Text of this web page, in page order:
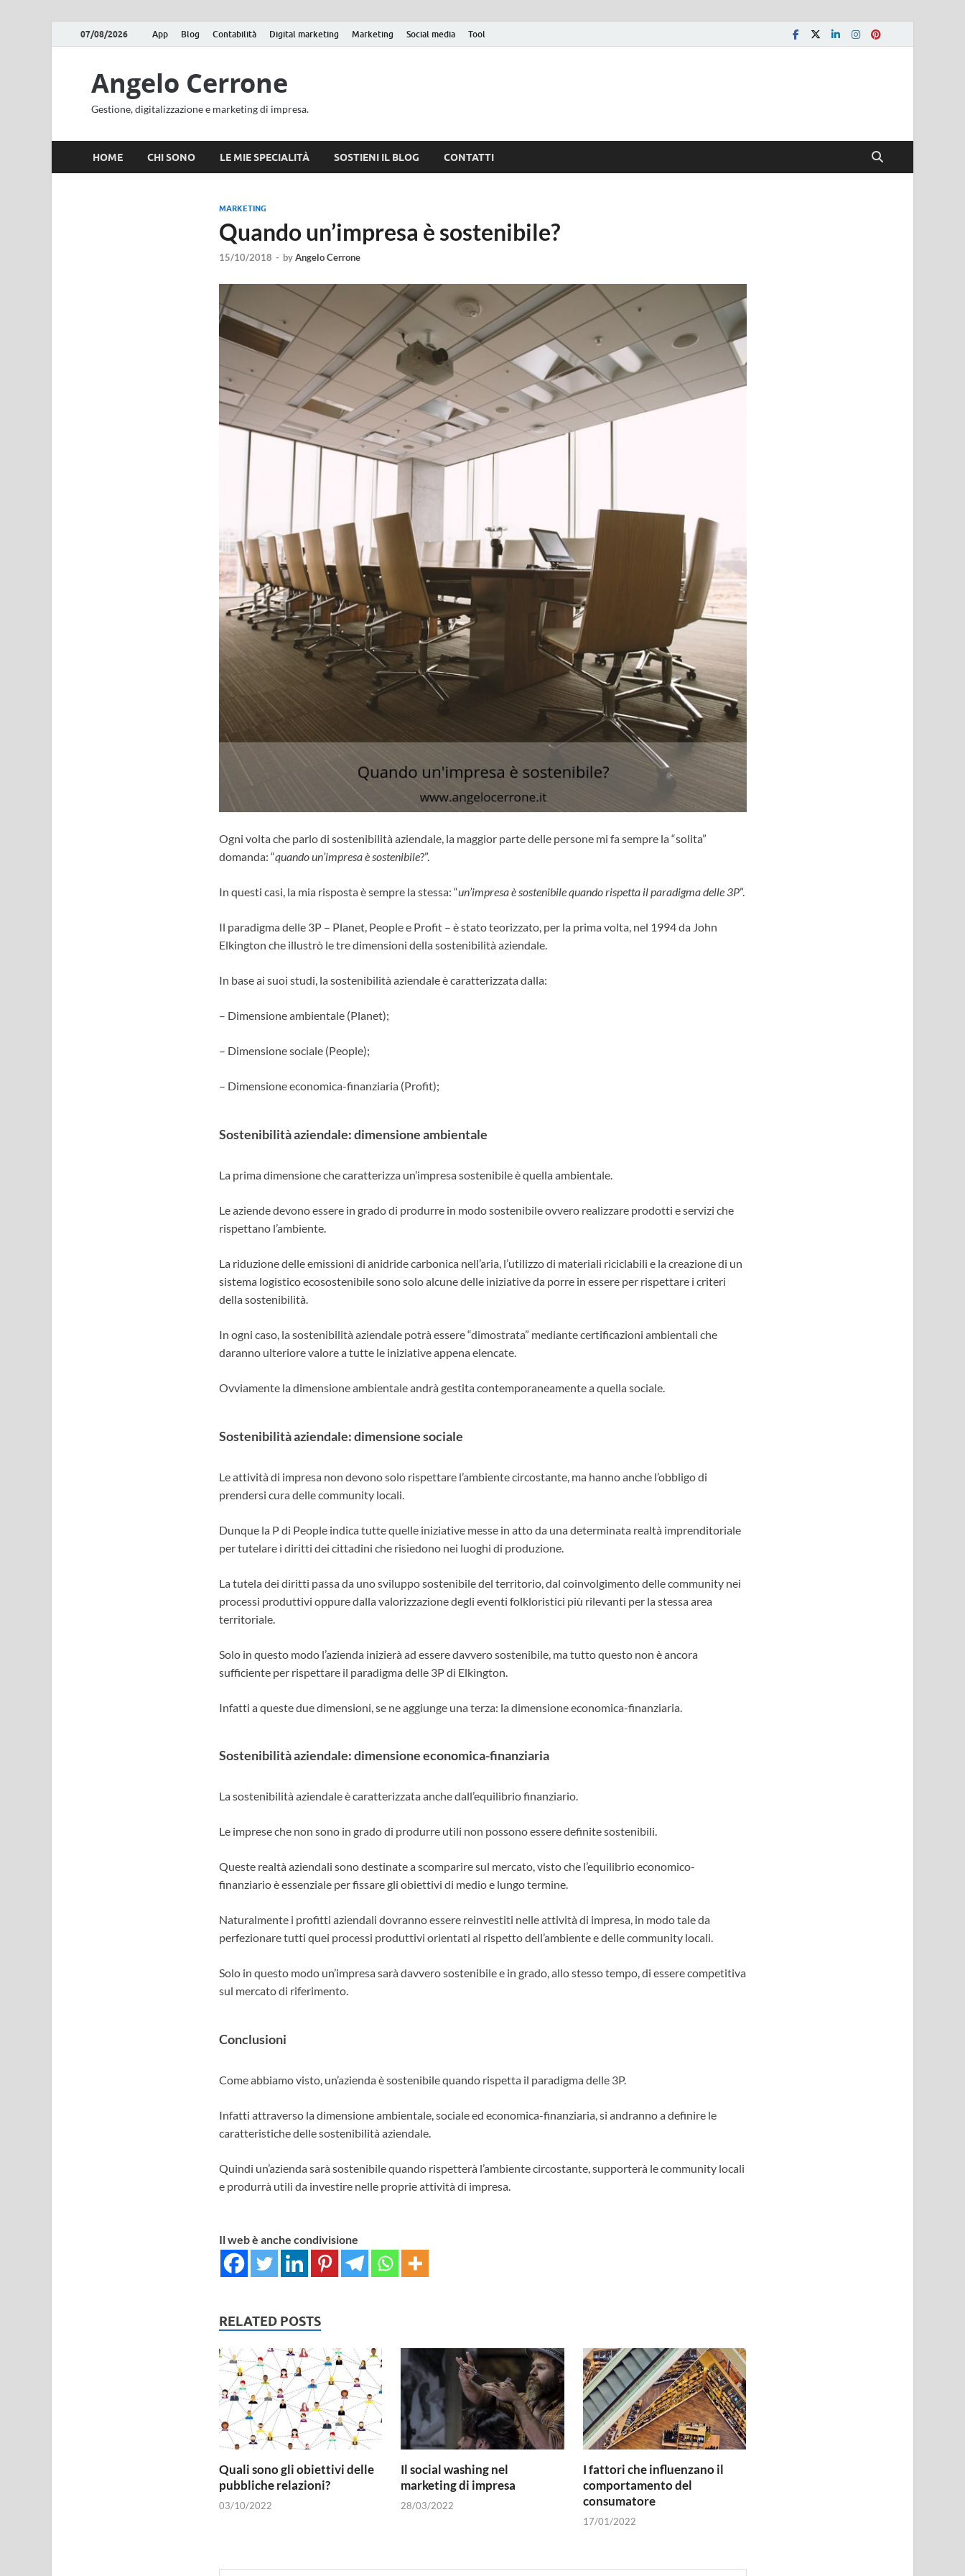
07/08/2026 App Blog Contabilità Digital marketing Marketing Social media Tool
Angelo Cerrone
Gestione, digitalizzazione e marketing di impresa.
HOME CHI SONO LE MIE SPECIALITÀ SOSTIENI IL BLOG CONTATTI
MARKETING
Quando un’impresa è sostenibile?
15/10/2018 - byAngelo Cerrone
Ogni volta che parlo di sostenibilità aziendale, la maggior parte delle persone mi fa sempre la “solita”
domanda: “quando un’impresa è sostenibile?”.
In questi casi, la mia risposta è sempre la stessa: “un’impresa è sostenibile quando rispetta il paradigma delle 3P”.
Il paradigma delle 3P – Planet, People e Profit – è stato teorizzato, per la prima volta, nel 1994 da John
Elkington che illustrò le tre dimensioni della sostenibilità aziendale.
In base ai suoi studi, la sostenibilità aziendale è caratterizzata dalla:
– Dimensione ambientale (Planet);
– Dimensione sociale (People);
– Dimensione economica-finanziaria (Profit);
Sostenibilità aziendale: dimensione ambientale
La prima dimensione che caratterizza un’impresa sostenibile è quella ambientale.
Le aziende devono essere in grado di produrre in modo sostenibile ovvero realizzare prodotti e servizi che
rispettano l’ambiente.
La riduzione delle emissioni di anidride carbonica nell’aria, l’utilizzo di materiali riciclabili e la creazione di un
sistema logistico ecosostenibile sono solo alcune delle iniziative da porre in essere per rispettare i criteri
della sostenibilità.
In ogni caso, la sostenibilità aziendale potrà essere “dimostrata” mediante certificazioni ambientali che
daranno ulteriore valore a tutte le iniziative appena elencate.
Ovviamente la dimensione ambientale andrà gestita contemporaneamente a quella sociale.
Sostenibilità aziendale: dimensione sociale
Le attività di impresa non devono solo rispettare l’ambiente circostante, ma hanno anche l’obbligo di
prendersi cura delle community locali.
Dunque la P di People indica tutte quelle iniziative messe in atto da una determinata realtà imprenditoriale
per tutelare i diritti dei cittadini che risiedono nei luoghi di produzione.
La tutela dei diritti passa da uno sviluppo sostenibile del territorio, dal coinvolgimento delle community nei
processi produttivi oppure dalla valorizzazione degli eventi folkloristici più rilevanti per la stessa area
territoriale.
Solo in questo modo l’azienda inizierà ad essere davvero sostenibile, ma tutto questo non è ancora
sufficiente per rispettare il paradigma delle 3P di Elkington.
Infatti a queste due dimensioni, se ne aggiunge una terza: la dimensione economica-finanziaria.
Sostenibilità aziendale: dimensione economica-finanziaria
La sostenibilità aziendale è caratterizzata anche dall’equilibrio finanziario.
Le imprese che non sono in grado di produrre utili non possono essere definite sostenibili.
Queste realtà aziendali sono destinate a scomparire sul mercato, visto che l’equilibrio economico-
finanziario è essenziale per fissare gli obiettivi di medio e lungo termine.
Naturalmente i profitti aziendali dovranno essere reinvestiti nelle attività di impresa, in modo tale da
perfezionare tutti quei processi produttivi orientati al rispetto dell’ambiente e delle community locali.
Solo in questo modo un’impresa sarà davvero sostenibile e in grado, allo stesso tempo, di essere competitiva
sul mercato di riferimento.
Conclusioni
Come abbiamo visto, un’azienda è sostenibile quando rispetta il paradigma delle 3P.
Infatti attraverso la dimensione ambientale, sociale ed economica-finanziaria, si andranno a definire le
caratteristiche delle sostenibilità aziendale.
Quindi un’azienda sarà sostenibile quando rispetterà l’ambiente circostante, supporterà le community locali
e produrrà utili da investire nelle proprie attività di impresa.
Il web è anche condivisione
RELATED POSTS
Quali sono gli obiettivi delle
pubbliche relazioni?
03/10/2022
Il social washing nel
marketing di impresa
28/03/2022
I fattori che influenzano il
comportamento del
consumatore
17/01/2022